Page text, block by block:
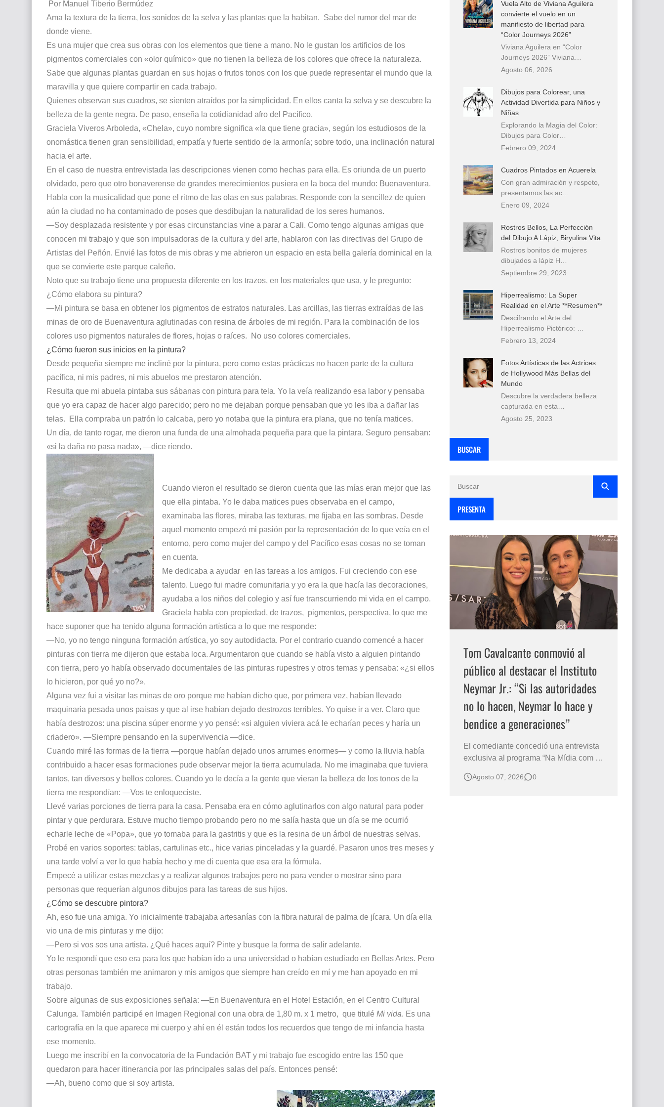
Por Manuel Tiberio Bermúdez
Ama la textura de la tierra, los sonidos de la selva y las plantas que la habitan. Sabe del rumor del mar de
donde viene.
Es una mujer que crea sus obras con los elementos que tiene a mano. No le gustan los artificios de los
pigmentos comerciales con «olor químico» que no tienen la belleza de los colores que ofrece la naturaleza.
Sabe que algunas plantas guardan en sus hojas o frutos tonos con los que puede representar el mundo que la
maravilla y que quiere compartir en cada trabajo.
Quienes observan sus cuadros, se sienten atraídos por la simplicidad. En ellos canta la selva y se descubre la
belleza de la gente negra. De paso, enseña la cotidianidad afro del Pacífico.
Graciela Viveros Arboleda, «Chela», cuyo nombre significa «la que tiene gracia», según los estudiosos de la
onomástica tienen gran sensibilidad, empatía y fuerte sentido de la armonía; sobre todo, una inclinación natural
hacia el arte.
En el caso de nuestra entrevistada las descripciones vienen como hechas para ella. Es oriunda de un puerto
olvidado, pero que otro bonaverense de grandes merecimientos pusiera en la boca del mundo: Buenaventura.
Habla con la musicalidad que pone el ritmo de las olas en sus palabras. Responde con la sencillez de quien
aún la ciudad no ha contaminado de poses que desdibujan la naturalidad de los seres humanos.
—Soy desplazada resistente y por esas circunstancias vine a parar a Cali. Como tengo algunas amigas que
conocen mi trabajo y que son impulsadoras de la cultura y del arte, hablaron con las directivas del Grupo de
Artistas del Peñón. Envié las fotos de mis obras y me abrieron un espacio en esta bella galería dominical en la
que se convierte este parque caleño.
Noto que su trabajo tiene una propuesta diferente en los trazos, en los materiales que usa, y le pregunto:
¿Cómo elabora su pintura?
—Mi pintura se basa en obtener los pigmentos de estratos naturales. Las arcillas, las tierras extraídas de las
minas de oro de Buenaventura aglutinadas con resina de árboles de mi región. Para la combinación de los
colores uso pigmentos naturales de flores, hojas o raíces.
No uso colores comerciales.
¿Cómo fueron sus inicios en la pintura?
Desde pequeña siempre me incliné por la pintura, pero como estas prácticas no hacen parte de la cultura
pacífica, ni mis padres, ni mis abuelos me prestaron atención.
Resulta que mi abuela pintaba sus sábanas con pintura para tela. Yo la veía realizando esa labor y pensaba
que yo era capaz de hacer algo parecido; pero no me dejaban porque pensaban que yo les iba a dañar las
telas.
Ella compraba un patrón lo calcaba, pero yo notaba que la pintura era plana, que no tenía matices.
Un día, de tanto rogar, me dieron una funda de una almohada pequeña para que la pintara. Seguro pensaban:
«si la daña no pasa nada», —dice riendo.
Cuando vieron el resultado se dieron cuenta que las mías eran mejor que las
que ella pintaba. Yo le daba matices pues observaba en el campo,
examinaba las flores, miraba las texturas, me fijaba en las sombras. Desde
aquel momento empezó mi pasión por la representación de lo que veía en el
entorno, pero como mujer del campo y del Pacífico esas cosas no se toman
en cuenta.
Me dedicaba a ayudar en las tareas a los amigos. Fui creciendo con ese
talento. Luego fui madre comunitaria y yo era la que hacía las decoraciones,
ayudaba a los niños del colegio y así fue transcurriendo mi vida en el campo.
Graciela habla con propiedad, de trazos, pigmentos, perspectiva, lo que me
hace suponer que ha tenido alguna formación artística a lo que me responde:
—No, yo no tengo ninguna formación artística, yo soy autodidacta. Por el contrario cuando comencé a hacer
pinturas con tierra me dijeron que estaba loca. Argumentaron que cuando se había visto a alguien pintando
con tierra, pero yo había observado documentales de las pinturas rupestres y otros temas y pensaba: «¿si ellos
lo hicieron, por qué yo no?».
Alguna vez fui a visitar las minas de oro porque me habían dicho que, por primera vez, habían llevado
maquinaria pesada unos paisas y que al irse habían dejado destrozos terribles. Yo quise ir a ver. Claro que
había destrozos: una piscina súper enorme y yo pensé: «si alguien viviera acá le echarían peces y haría un
criadero». —Siempre pensando en la supervivencia —dice.
Cuando miré las formas de la tierra —porque habían dejado unos arrumes enormes— y como la lluvia había
contribuido a hacer esas formaciones pude observar mejor la tierra acumulada. No me imaginaba que tuviera
tantos, tan diversos y bellos colores. Cuando yo le decía a la gente que vieran la belleza de los tonos de la
tierra me respondían: —Vos te enloqueciste.
Llevé varias porciones de tierra para la casa. Pensaba era en cómo aglutinarlos con algo natural para poder
pintar y que perdurara. Estuve mucho tiempo probando pero no me salía hasta que un día se me ocurrió
echarle leche de «Popa», que yo tomaba para la gastritis y que es la resina de un árbol de nuestras selvas.
Probé en varios soportes: tablas, cartulinas etc., hice varias pinceladas y la guardé. Pasaron unos tres meses y
una tarde volví a ver lo que había hecho y me di cuenta que esa era la fórmula.
Empecé a utilizar estas mezclas y a realizar algunos trabajos pero no para vender o mostrar sino para
personas que requerían algunos dibujos para las tareas de sus hijos.
¿Cómo se descubre pintora?
Ah, eso fue una amiga. Yo inicialmente trabajaba artesanías con la fibra natural de palma de jícara. Un día ella
vio una de mis pinturas y me dijo:
—Pero si vos sos una artista. ¿Qué haces aquí? Pinte y busque la forma de salir adelante.
Yo le respondí que eso era para los que habían ido a una universidad o habían estudiado en Bellas Artes. Pero
otras personas también me animaron y mis amigos que siempre han creído en mí y me han apoyado en mi
trabajo.
Sobre algunas de sus exposiciones señala: —En Buenaventura en el Hotel Estación, en el Centro Cultural
Calunga. También participé en Imagen Regional con una obra de 1,80 m. x 1 metro, que titulé Mi vida. Es una
cartografía en la que aparece mi cuerpo y ahí en él están todos los recuerdos que tengo de mi infancia hasta
ese momento.
Luego me inscribí en la convocatoria de la Fundación BAT y mi trabajo fue escogido entre las 150 que
quedaron para hacer itinerancia por las principales salas del país. Entonces pensé:
—Ah, bueno como que si soy artista.
Vuela Alto de Viviana Aguilera
convierte el vuelo en un
manifiesto de libertad para
“Color Journeys 2026”
Viviana Aguilera en “Color
Journeys 2026” Viviana…
Agosto 06, 2026
Dibujos para Colorear, una
Actividad Divertida para Niños y
Niñas
Explorando la Magia del Color:
Dibujos para Color…
Febrero 09, 2024
Cuadros Pintados en Acuerela
Con gran admiración y respeto,
presentamos las ac…
Enero 09, 2024
Rostros Bellos, La Perfección
del Dibujo A Lápiz, Biryulina Vita
Rostros bonitos de mujeres
dibujados a lápiz H…
Septiembre 29, 2023
Hiperrealismo: La Super
Realidad en el Arte **Resumen**
Descifrando el Arte del
Hiperrealismo Pictórico: …
Febrero 13, 2024
Fotos Artísticas de las Actrices
de Hollywood Más Bellas del
Mundo
Descubre la verdadera belleza
capturada en esta…
Agosto 25, 2023
BUSCAR
PRESENTA
Tom Cavalcante conmovió al
público al destacar el Instituto
Neymar Jr.: “Si las autoridades
no lo hacen, Neymar lo hace y
bendice a generaciones”
El comediante concedió una entrevista
exclusiva al programa “Na Mídia com a
Subasta del Instituto Neymar Jr., uno de
Agosto 07, 2026 0